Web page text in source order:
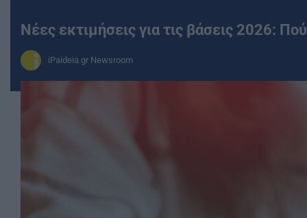
Νέες εκτιμήσεις για τις βάσεις 2026:
iPaideia.gr Newsroom